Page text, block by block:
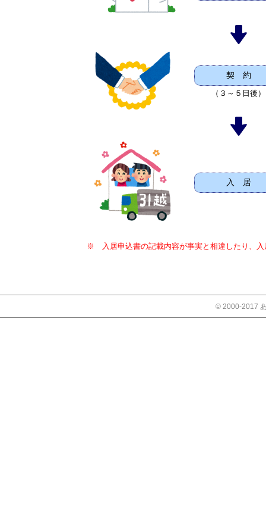
契 約
（３～５日後）
入 居
※ 入居申込書の記載内容が事実と相違したり、入
© 2000-2017